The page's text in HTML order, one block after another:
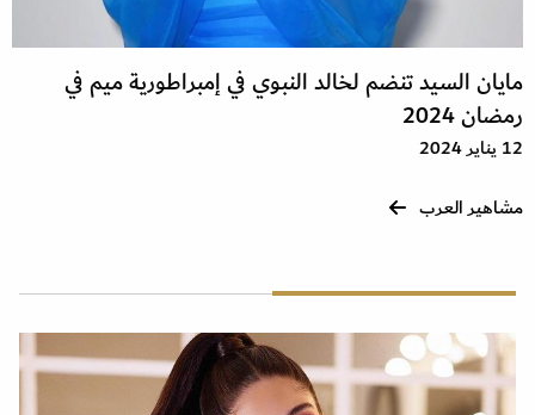
مايان السيد تنضم لخالد النبوي في إمبراطورية ميم في
رمضان 2024
12 يناير 2024
مشاهير العرب